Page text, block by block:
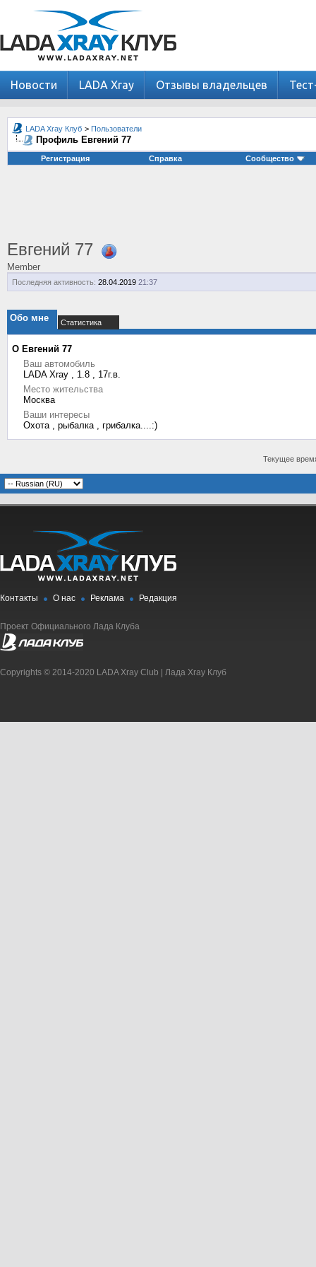
Новости LADA Xray Отзывы владельцев
LADA Xray Клуб > Пользователи
Профиль Евгений 77
Регистрация Справка Сообщество
Евгений 77
Member
Последняя активность: 28.04.2019 21:37
Обо мне Статистика
О Евгений 77
Ваш автомобиль
LADA Xray , 1.8 , 17г.в.
Место жительства
Москва
Ваши интересы
Охота , рыбалка , грибалка....:)
Текущее
Контакты О нас Реклама Редакция
Проект Официального Лада Клуба
Copyrights © 2014-2020 LADA Xray Club | Лада Xray Клуб